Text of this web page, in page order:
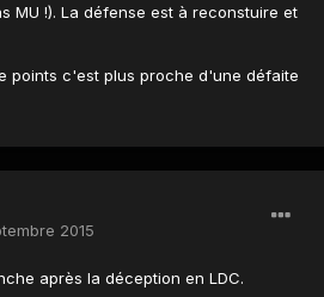
MU !). La défense est à reconstuire et
points c'est plus proche d'une défaite
2015
après la déception en LDC.